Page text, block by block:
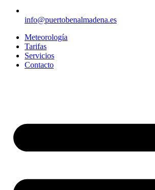
info@puertobenalmadena.es
Meteorología
Tarifas
Servicios
Contacto